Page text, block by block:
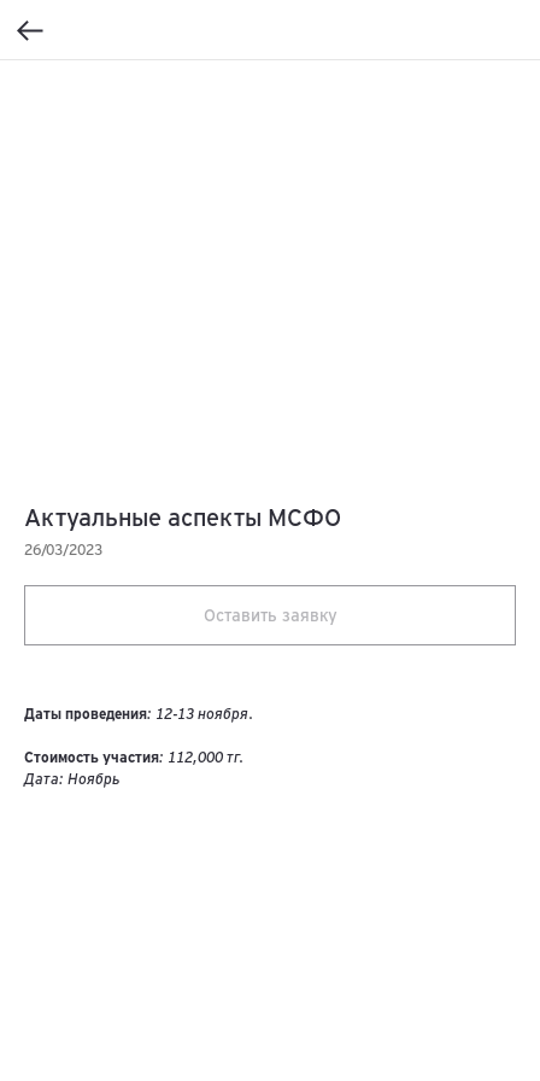
Актуальные аспекты МСФО
26/03/2023
Оставить заявку
Даты проведения: 12-13 ноября.
Стоимость участия: 112,000 тг.
Дата: Ноябрь